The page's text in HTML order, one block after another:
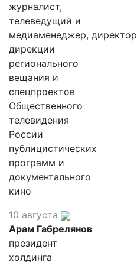
журналист,
телеведущий и
медиаменеджер, директор
дирекции
регионального
вещания и
спецпроектов
Общественного
телевидения
России
публицистических
программ и
документального
кино
10 августа
Арам Габрелянов
президент
холдинга